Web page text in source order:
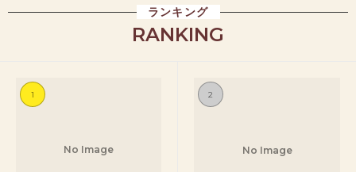
ランキング
RANKING
No Image
1
No Image
2